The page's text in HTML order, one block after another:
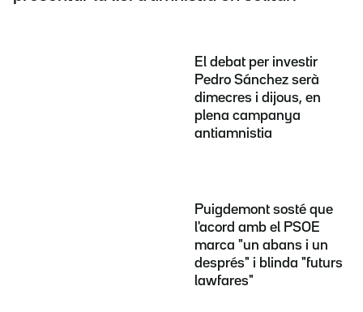
El debat per investir
Pedro Sánchez serà
dimecres i dijous, en
plena campanya
antiamnistia
Puigdemont sosté que
l'acord amb el PSOE
marca "un abans i un
després" i blinda "futurs
lawfares"